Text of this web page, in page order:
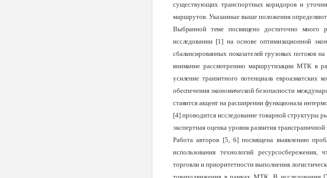
существующих транспортных коридоров и
маршрутов. Указанные выше положения
Выбранной теме посвящено достаточно много
исследовании [1] на основе оптимизационной
сбалансированных показателей грузовых потоков
внимание рассмотрению маршрутизации МТК в
усиление транзитного потенциала
обеспечения экономической безопасности
ставится акцент на расширении функционала
[4] проводится исследование товарной структуры
экспертная оценка уровня развития
Работа авторов [5, 6] посвящена выявлению
использования технологий
торговли и приоритетности выполнения